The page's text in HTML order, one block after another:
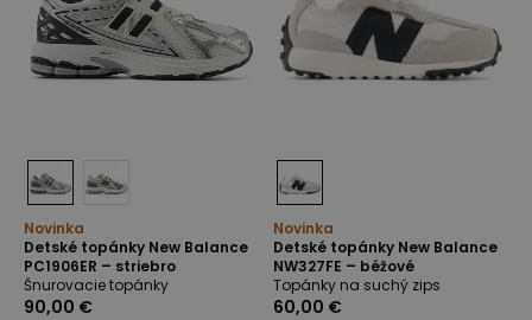
Novinka
Detské topánky New Balance
PC1906ER – striebro
Šnurovacie topánky
90,00 €
Novinka
Detské topánky New Balance
NW327FE – béžové
Topánky na suchý zips
60,00 €